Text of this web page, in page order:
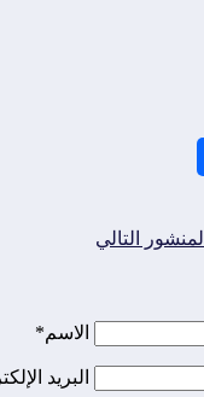
المنشور التالي
الاسم*
البريد